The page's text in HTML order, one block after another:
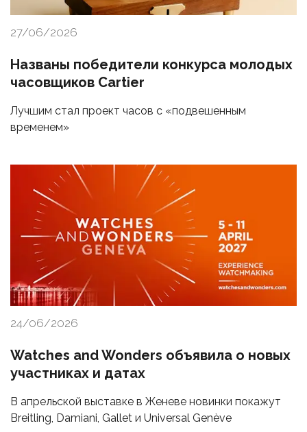
27/06/2026
Названы победители конкурса молодых
часовщиков Cartier
Лучшим стал проект часов с «подвешенным
временем»
24/06/2026
Watches and Wonders объявила о новых
участниках и датах
В апрельской выставке в Женеве новинки покажут
Breitling, Damiani, Gallet и Universal Genève